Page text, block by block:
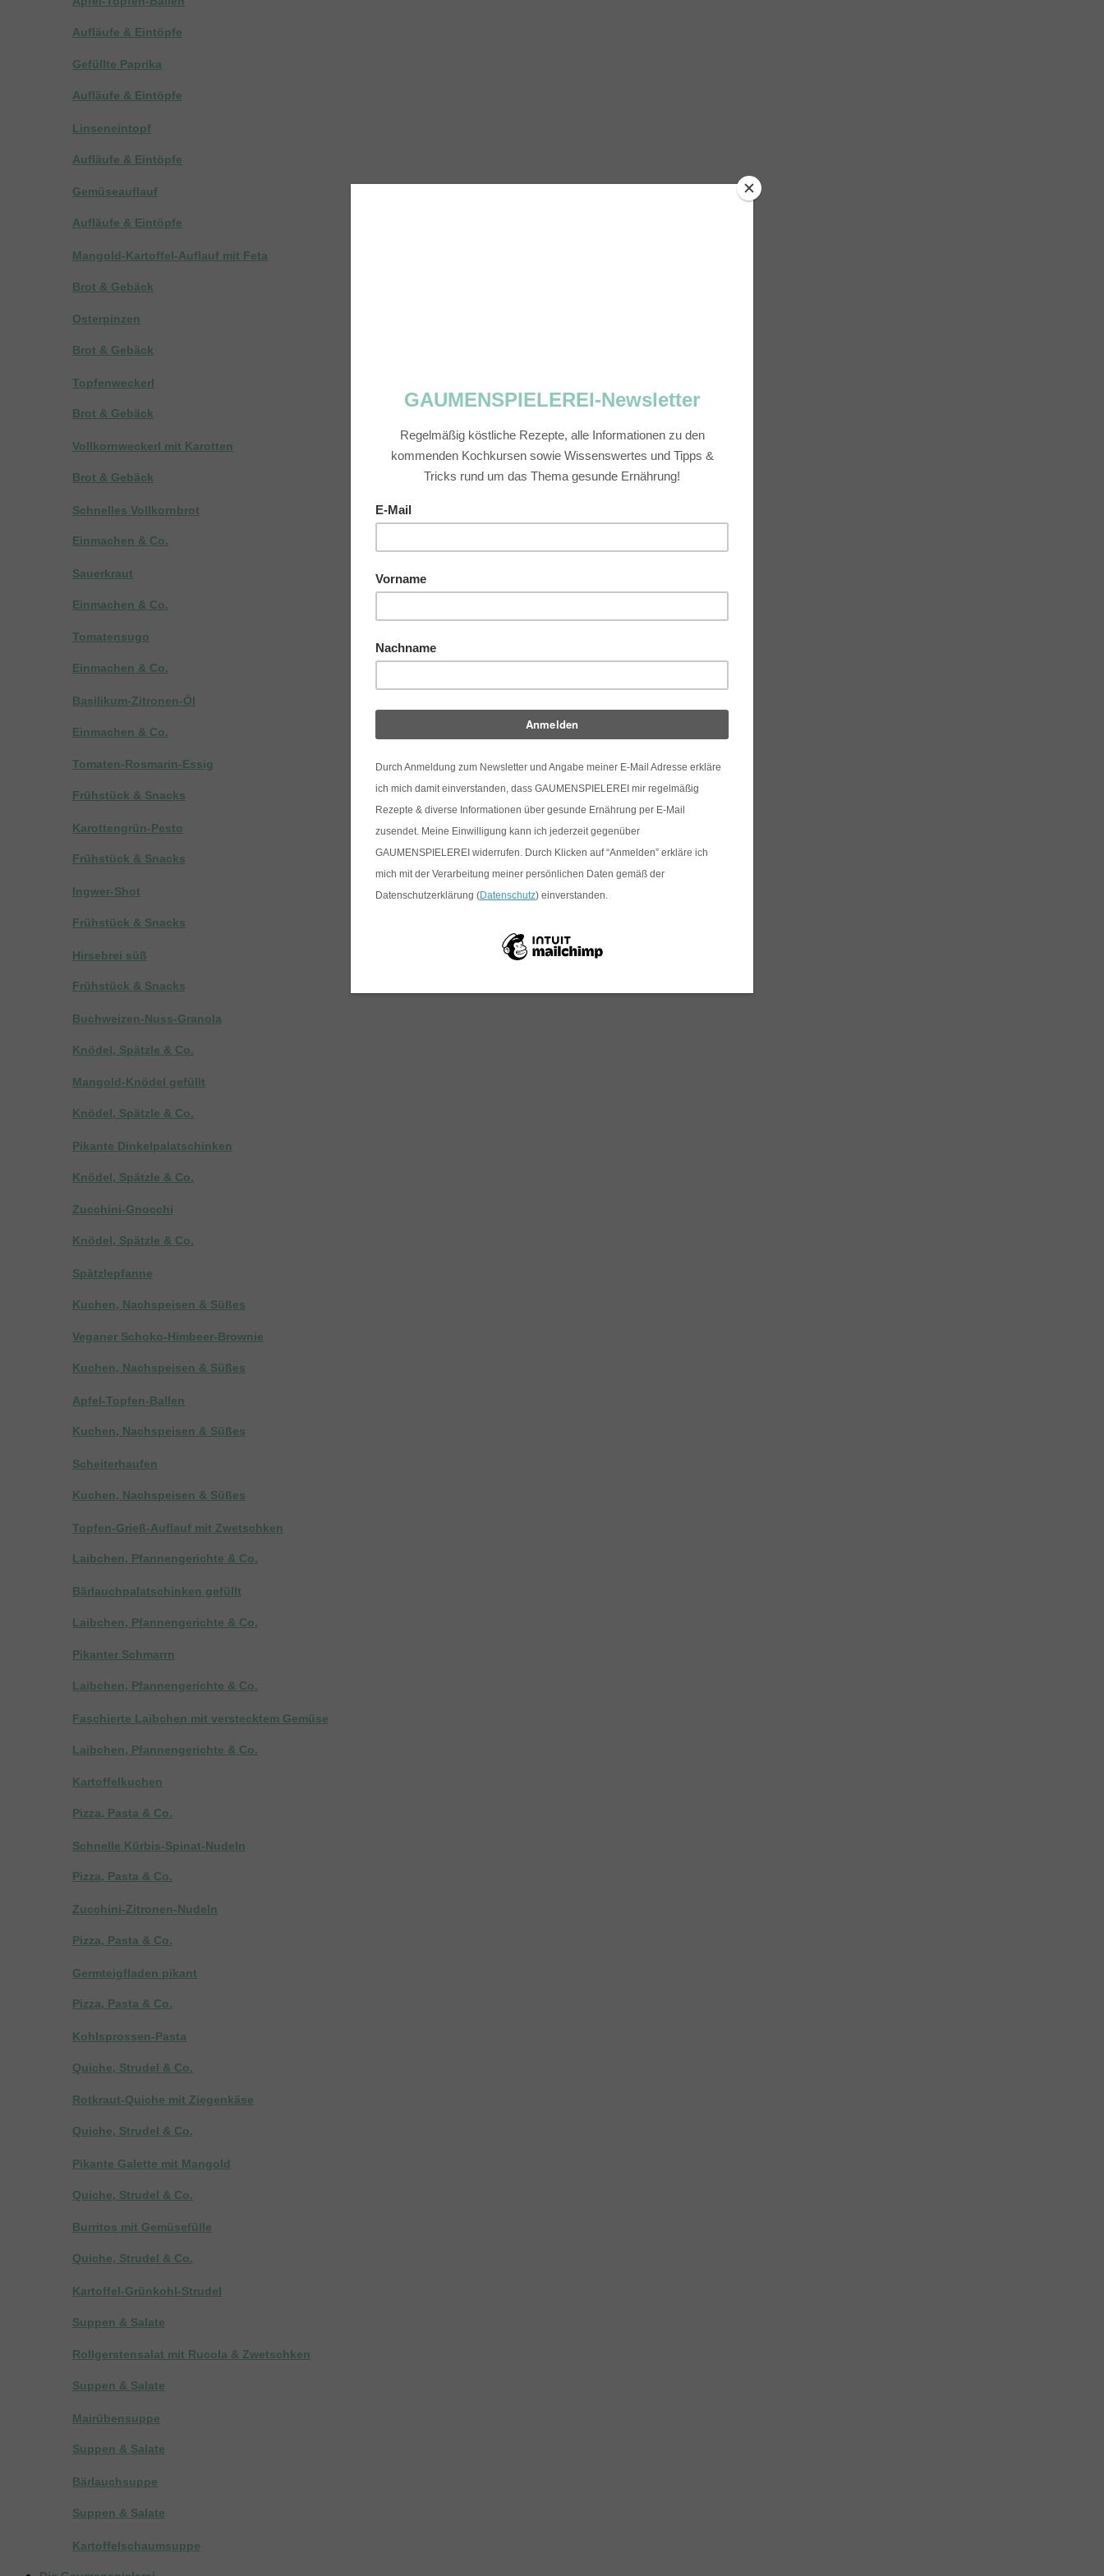
Aufläufe & Eintöpfe
Gefüllte Paprika
Aufläufe & Eintöpfe
Linseneintopf
Aufläufe & Eintöpfe
Gemüseauflauf
Aufläufe & Eintöpfe
Mangold-Kartoffel-Auflauf mit Feta
Brot & Gebäck
Osterpinzen
Brot & Gebäck
Topfenweckerl
Brot & Gebäck
Vollkornweckerl mit Karotten
Brot & Gebäck
Schnelles Vollkornbrot
Einmachen & Co.
Sauerkraut
Einmachen & Co.
Tomatensugo
Einmachen & Co.
Basilikum-Zitronen-Öl
Einmachen & Co.
Tomaten-Rosmarin-Essig
Frühstück & Snacks
Karottengrün-Pesto
Frühstück & Snacks
Ingwer-Shot
Frühstück & Snacks
Hirsebrei süß
Frühstück & Snacks
Buchweizen-Nuss-Granola
Knödel, Spätzle & Co.
Mangold-Knödel gefüllt
Knödel, Spätzle & Co.
Pikante Dinkelpalatschinken
Knödel, Spätzle & Co.
Zucchini-Gnocchi
Knödel, Spätzle & Co.
Spätzlepfanne
Kuchen, Nachspeisen & Süßes
Veganer Schoko-Himbeer-Brownie
Kuchen, Nachspeisen & Süßes
Apfel-Topfen-Ballen
Kuchen, Nachspeisen & Süßes
Scheiterhaufen
Kuchen, Nachspeisen & Süßes
Topfen-Grieß-Auflauf mit Zwetschken
Laibchen, Pfannengerichte & Co.
Bärlauchpalatschinken gefüllt
Laibchen, Pfannengerichte & Co.
Pikanter Schmarrn
Laibchen, Pfannengerichte & Co.
Faschierte Laibchen mit verstecktem Gemüse
Laibchen, Pfannengerichte & Co.
Kartoffelkuchen
Pizza, Pasta & Co.
Schnelle Kürbis-Spinat-Nudeln
Pizza, Pasta & Co.
Zucchini-Zitronen-Nudeln
Pizza, Pasta & Co.
Germteigfladen pikant
Pizza, Pasta & Co.
Kohlsprossen-Pasta
Quiche, Strudel & Co.
Rotkraut-Quiche mit Ziegenkäse
Quiche, Strudel & Co.
Pikante Galette mit Mangold
Quiche, Strudel & Co.
Burritos mit Gemüsefülle
Quiche, Strudel & Co.
Kartoffel-Grünkohl-Strudel
Suppen & Salate
Rollgerstensalat mit Rucola & Zwetschken
Suppen & Salate
Mairübensuppe
Suppen & Salate
Bärlauchsuppe
Suppen & Salate
Kartoffelschaumsuppe